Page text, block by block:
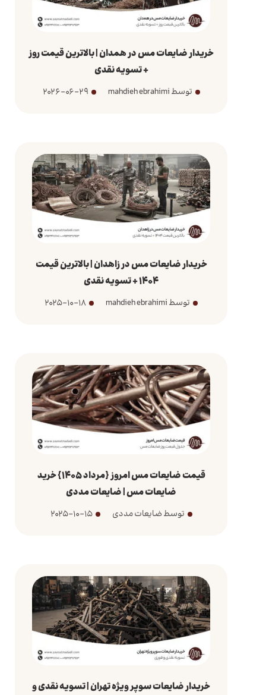
خریدار ضایعات مس در همدان | بالاترین قیمت روز
+ تسویه نقدی
توسط mahdieh ebrahimi 2026-06-29
خریدار ضایعات مس در زاهدان | بالاترین قیمت
1404 + تسویه نقدی
توسط mahdieh ebrahimi 2025-10-18
قیمت ضایعات مس امروز {مرداد 1405} خرید
ضایعات مس | ضایعات مددی
توسط ضایعات مددی 2025-10-15
خریدار ضایعات سوپر ویژه تهران | تسویه نقدی و